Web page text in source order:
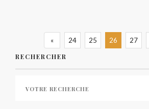
« 24 25 26 27
RECHERCHER